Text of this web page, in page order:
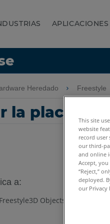
APLICACIONES
global
Heredado Freestyle
la placa de
Freestyle3D Objects
This site
website
record
our third-
and online
Accept,
“Reject,”
deployed.
our Privacy